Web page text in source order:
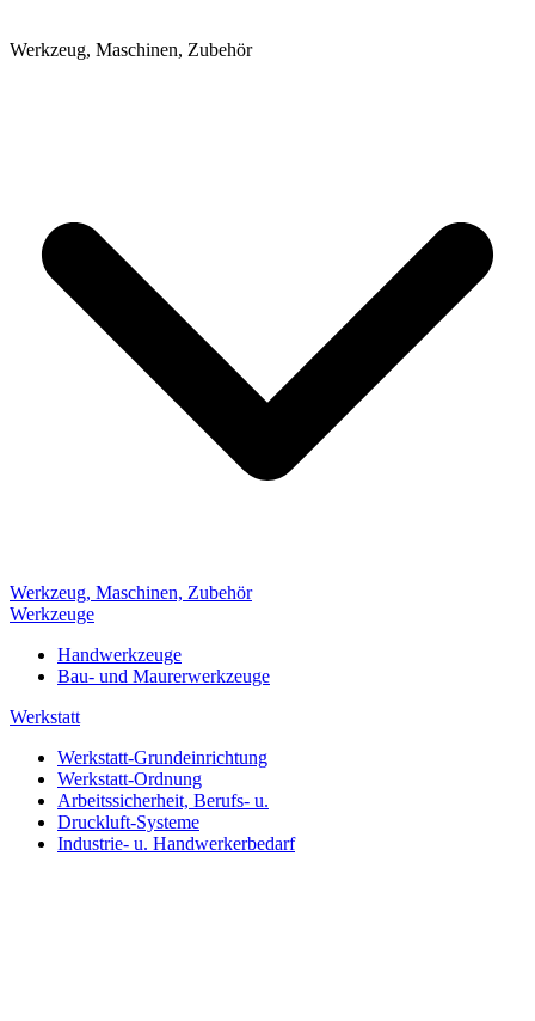
Werkzeug, Maschinen, Zubehör
Werkzeug, Maschinen, Zubehör
Werkzeuge
Handwerkzeuge
Bau- und Maurerwerkzeuge
Werkstatt
Werkstatt-Grundeinrichtung
Werkstatt-Ordnung
Arbeitssicherheit, Berufs- u.
Druckluft-Systeme
Industrie- u. Handwerkerbedarf